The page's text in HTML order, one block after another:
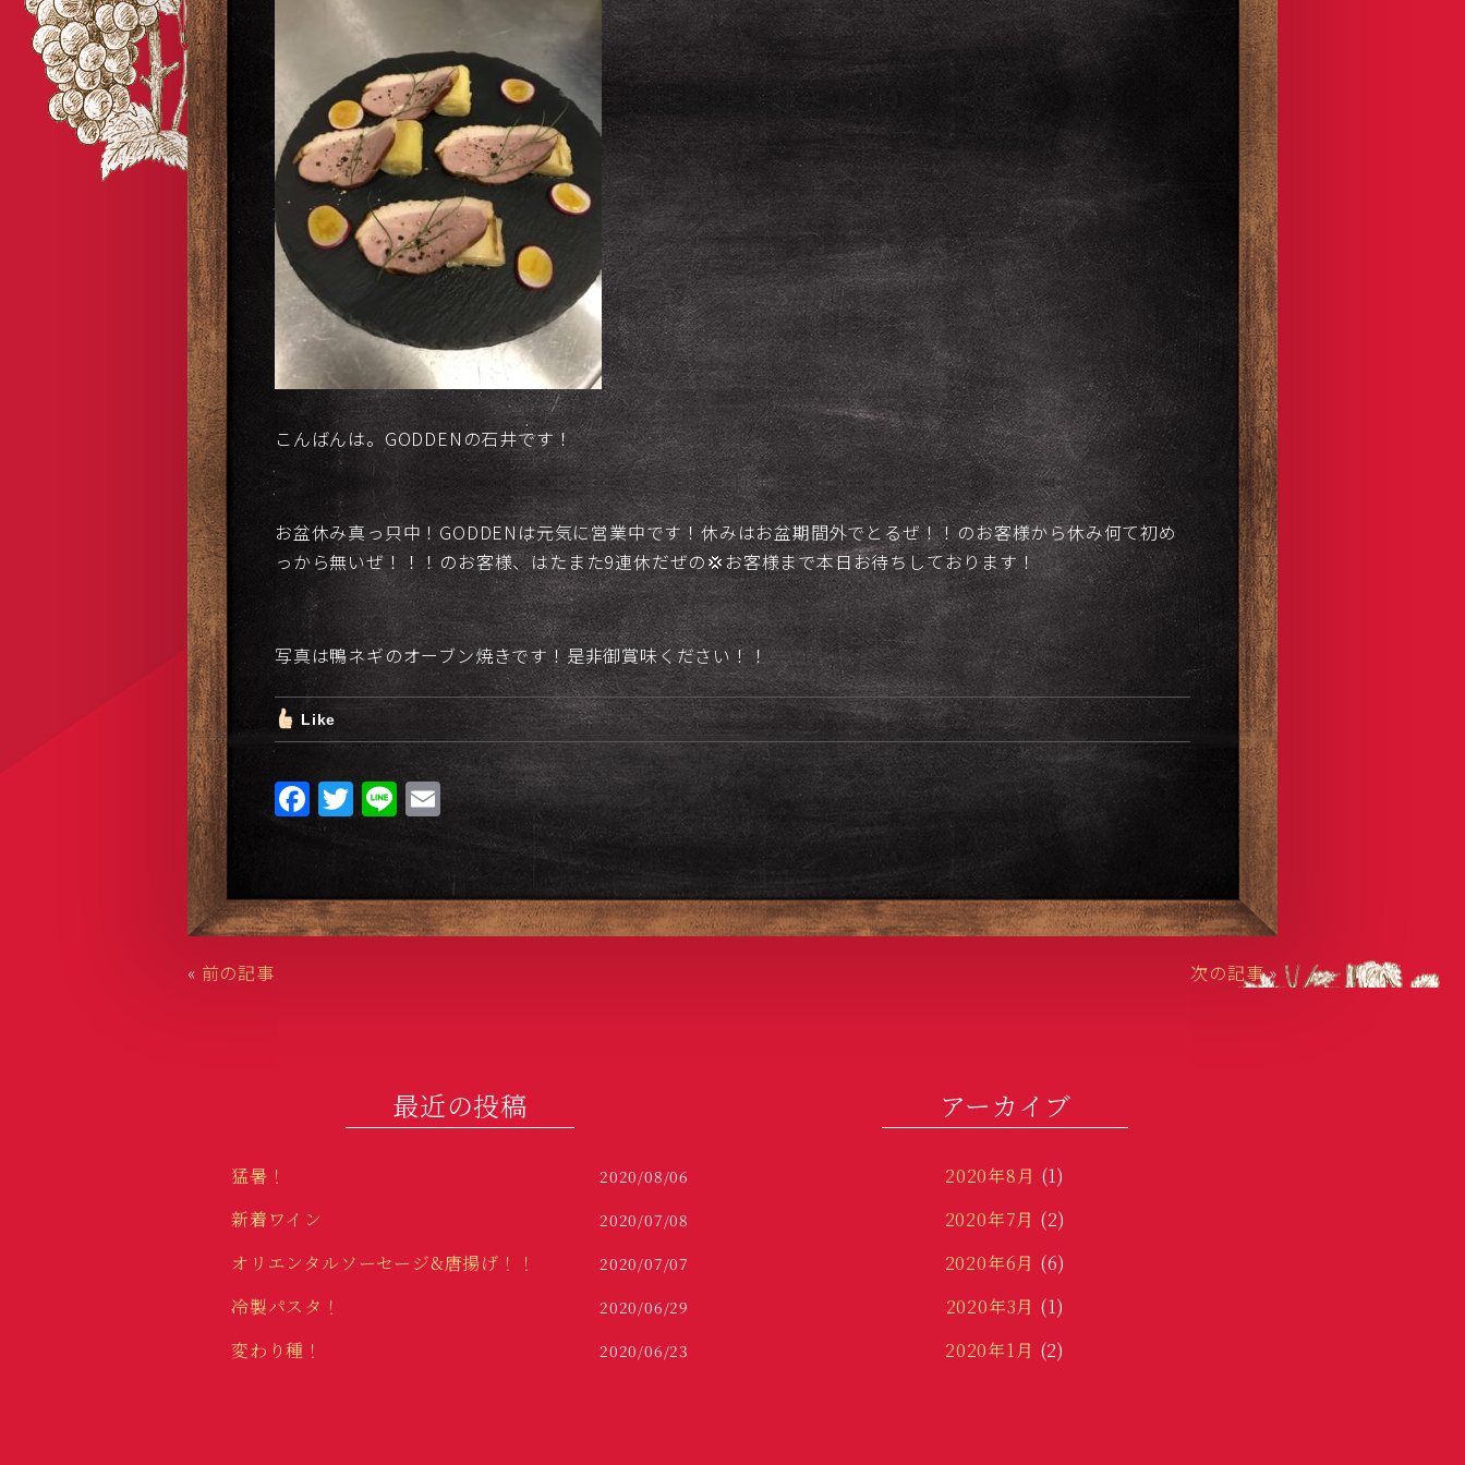
こんばんは。GODDENの石井です！
お盆休み真っ只中！GODDENは元気に営業中です！休みはお盆期間外でとるぜ！！のお客様から休み何て初め
っから無いぜ！！！のお客様、はたまた9連休だぜの💢お客様まで本日お待ちしております！
写真は鴨ネギのオーブン焼きです！是非御賞味ください！！
Like
F
a
e
b
T
w
it
te
r
Li
n
E
m
ai
l
« 前の記事 次の記事»
最近の投稿
猛暑！ 2020/08/06
新着ワイン 2020/07/08
オリエンタルソーセージ&唐揚げ！！ 2020/07/07
冷製パスタ！ 2020/06/29
変わり種！ 2020/06/23
アーカイブ
2020年8月 (1)
2020年7月 (2)
2020年6月 (6)
2020年3月 (1)
2020年1月 (2)